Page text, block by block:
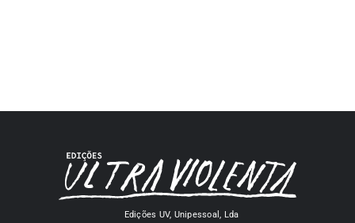
Edições UV, Unipessoal, Lda